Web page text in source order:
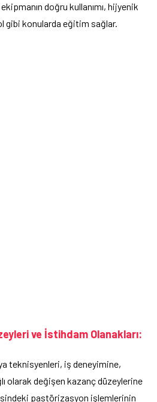
doğru kullanımı, hijyenik
gibi konularda eğitim sağlar.
ve İstihdam Olanakları:
teknisyenleri, iş deneyimine,
olarak değişen kazanç düzeylerine
pastörizasyon işlemlerinin